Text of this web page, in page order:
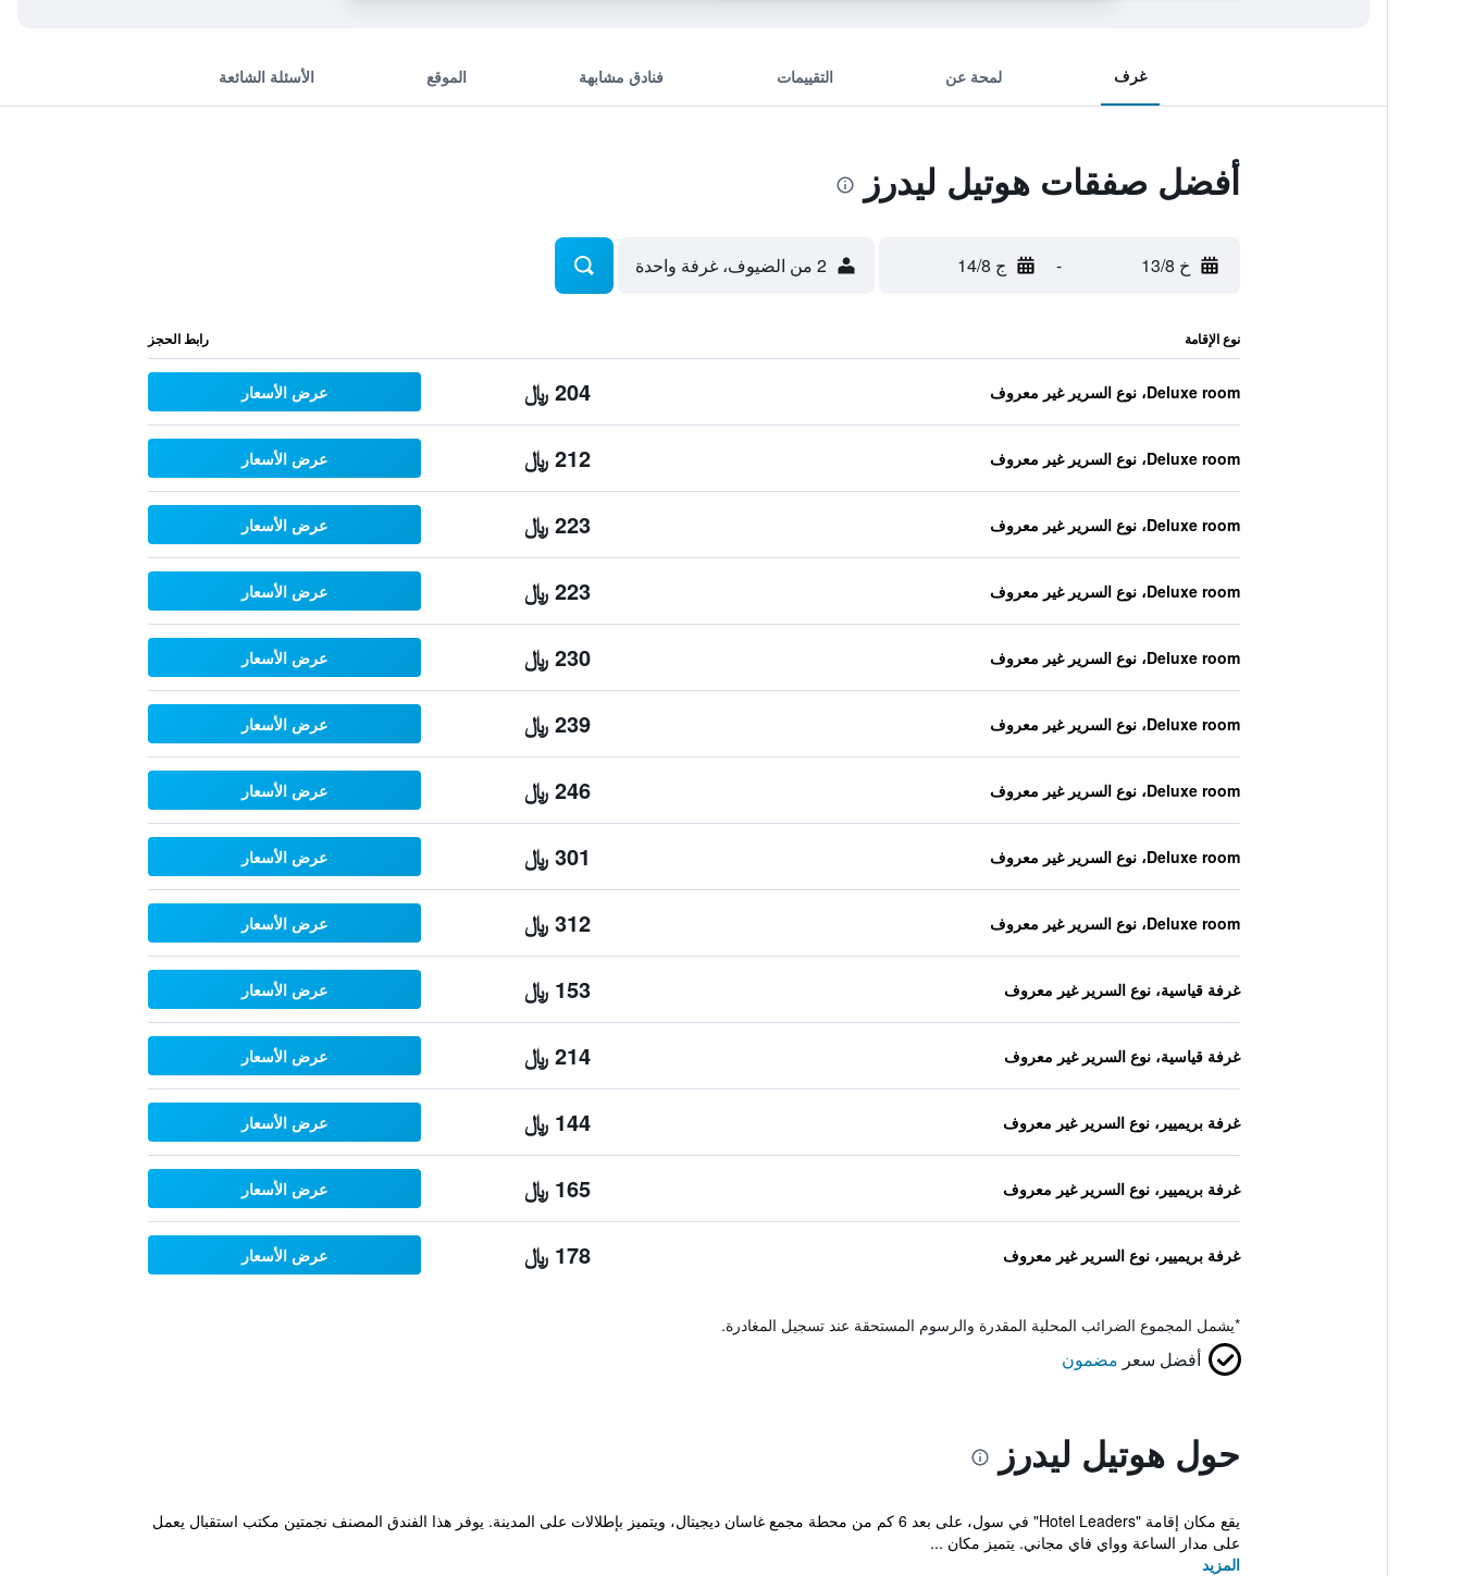
غرف لمحة عن التقييمات فنادق مشابهة الموقع الأسئلة الشائعة
أفضل صفقات هوتيل ليدرز
خ 13/8 - ج 14/8 2 من الضيوف، غرفة واحدة
نوع الإقامة رابط الحجز
Deluxe room، نوع السرير غير معروف 204 ﷼ عرض الأسعار
Deluxe room، نوع السرير غير معروف 212 ﷼ عرض الأسعار
Deluxe room، نوع السرير غير معروف 223 ﷼ عرض الأسعار
Deluxe room، نوع السرير غير معروف 223 ﷼ عرض الأسعار
Deluxe room، نوع السرير غير معروف 230 ﷼ عرض الأسعار
Deluxe room، نوع السرير غير معروف 239 ﷼ عرض الأسعار
Deluxe room، نوع السرير غير معروف 246 ﷼ عرض الأسعار
Deluxe room، نوع السرير غير معروف 301 ﷼ عرض الأسعار
Deluxe room، نوع السرير غير معروف 312 ﷼ عرض الأسعار
غرفة قياسية، نوع السرير غير معروف 153 ﷼ عرض الأسعار
غرفة قياسية، نوع السرير غير معروف 214 ﷼ عرض الأسعار
غرفة بريميير، نوع السرير غير معروف 144 ﷼ عرض الأسعار
غرفة بريميير، نوع السرير غير معروف 165 ﷼ عرض الأسعار
غرفة بريميير، نوع السرير غير معروف 178 ﷼ عرض الأسعار
*يشمل المجموع الضرائب المحلية المقدرة والرسوم المستحقة عند تسجيل المغادرة.
أفضل سعر مضمون
حول هوتيل ليدرز
يقع مكان إقامة "Hotel Leaders" في سول، على بعد 6 كم من محطة مجمع غاسان ديجيتال، ويتميز بإطلالات على المدينة. يوفر هذا الفندق المصنف نجمتين مكتب استقبال يعمل
على مدار الساعة وواي فاي مجاني. يتميز مكان ...
المزيد